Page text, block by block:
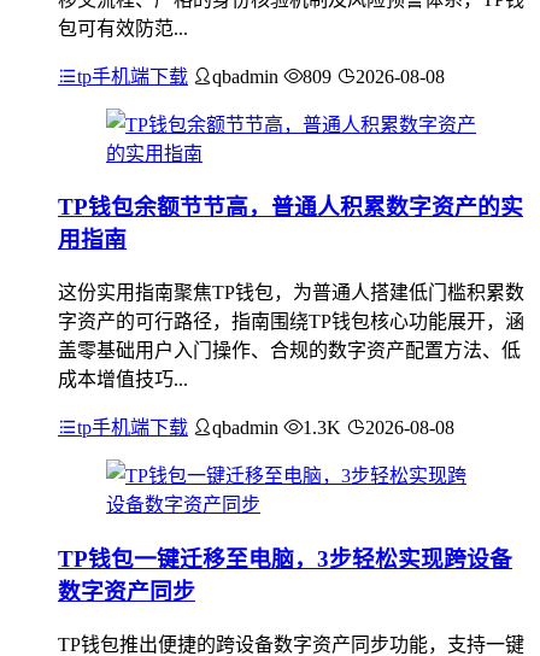
包可有效防范...
tp手机端下载 qbadmin 809 2026-08-08
TP钱包余额节节高，普通人积累数字资产的实
用指南
这份实用指南聚焦TP钱包，为普通人搭建低门槛积累数
字资产的可行路径，指南围绕TP钱包核心功能展开，涵
盖零基础用户入门操作、合规的数字资产配置方法、低
成本增值技巧...
tp手机端下载 qbadmin 1.3K 2026-08-08
TP钱包一键迁移至电脑，3步轻松实现跨设备
数字资产同步
TP钱包推出便捷的跨设备数字资产同步功能，支持一键